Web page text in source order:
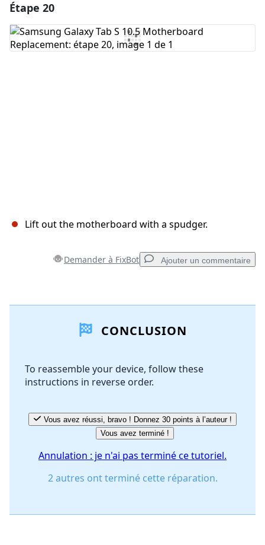
Ajouter un commentaire
Étape 20
Lift out the motherboard with a spudger.
Demander à FixBot Ajouter un commentaire
Ajouter un commentaire
Annuler Publier un commentaire
CONCLUSION
To reassemble your device, follow these
instructions in reverse order.
Vous avez réussi, bravo ! Donnez 30 points à l’auteur !
Vous avez terminé !
Annulation : je n'ai pas terminé ce tutoriel.
2 autres ont terminé cette réparation.